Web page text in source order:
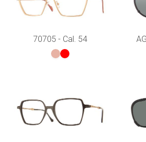
70705 - Cal. 54